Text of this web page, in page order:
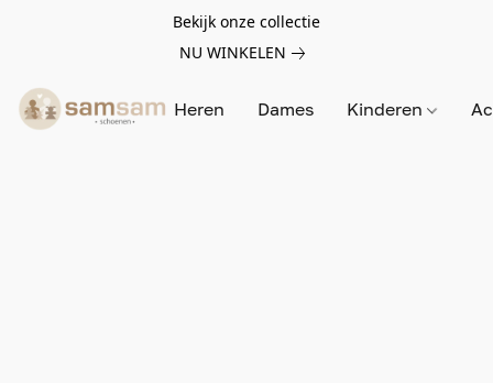
Bekijk onze collectie
NU WINKELEN
Heren Dames Kinderen